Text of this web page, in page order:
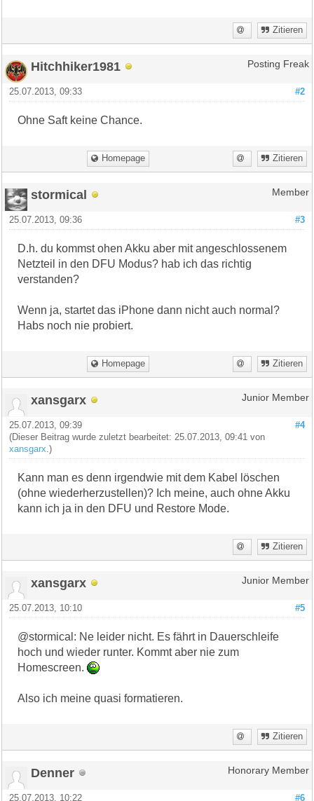
Zitieren
Hitchhiker1981 Posting Freak
#2
25.07.2013, 09:33
Ohne Saft keine Chance.
Homepage Zitieren
stormical Member
#3
25.07.2013, 09:36
D.h. du kommst ohen Akku aber mit angeschlossenem
Netzteil in den DFU Modus? hab ich das richtig
verstanden?
Wenn ja, startet das iPhone dann nicht auch normal?
Habs noch nie probiert.
Homepage Zitieren
xansgarx Junior Member
#4
25.07.2013, 09:39
(Dieser Beitrag wurde zuletzt bearbeitet: 25.07.2013, 09:41 von
xansgarx .)
Kann man es denn irgendwie mit dem Kabel löschen
(ohne wiederherzustellen)? Ich meine, auch ohne Akku
kann ich ja in den DFU und Restore Mode.
Zitieren
xansgarx Junior Member
#5
25.07.2013, 10:10
@stormical: Ne leider nicht. Es fährt in Dauerschleife
hoch und wieder runter. Kommt aber nie zum
Homescreen.
Also ich meine quasi formatieren.
Zitieren
Denner Honorary Member
#6
25.07.2013, 10:22